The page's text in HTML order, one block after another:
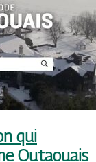
qui
Outaouais